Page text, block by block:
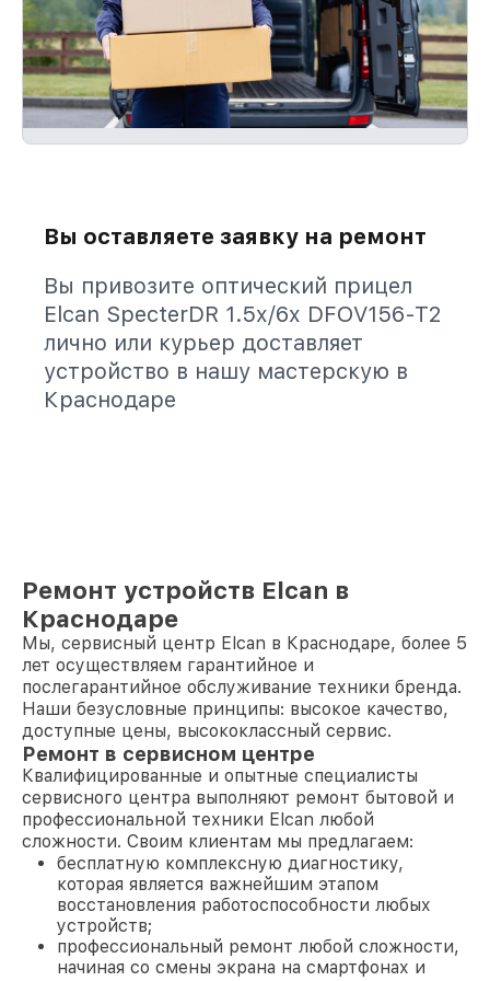
Вы оставляете заявку на ремонт
Вы привозите оптический прицел
Elcan SpecterDR 1.5x/6x DFOV156-T2
лично или курьер доставляет
устройство в нашу мастерскую в
Краснодаре
Ремонт устройств Elcan в
Краснодаре
Мы, сервисный центр Elcan в Краснодаре, более 5
лет осуществляем гарантийное и
послегарантийное обслуживание техники бренда.
Наши безусловные принципы: высокое качество,
доступные цены, высококлассный сервис.
Ремонт в сервисном центре
Квалифицированные и опытные специалисты
сервисного центра выполняют ремонт бытовой и
профессиональной техники Elcan любой
сложности. Своим клиентам мы предлагаем:
бесплатную комплексную диагностику,
которая является важнейшим этапом
восстановления работоспособности любых
устройств;
профессиональный ремонт любой сложности,
начиная со смены экрана на смартфонах и